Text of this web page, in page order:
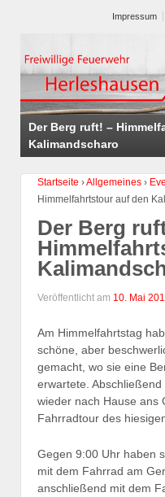
Impressum
Der Berg ruft! –
Kalimandscharo
Startseite ›Allgemeines ›
Himmelfahrtstour auf den
Der Berg
Veröffentlicht am 10. Mai
Am Himmelfahrtstag
schöne, aber
gemacht, wo sie eine
erwartete.
wieder nach Hause ans
Fahrradtour des
Gegen 9:00 Uhr haben
mit dem Fahrrad am
anschließend mit dem